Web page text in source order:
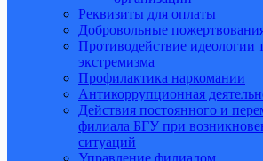
Реквизиты для оплаты
Добровольные
Противодействие идеологии
экстремизма
Профилактика наркомании
Антикоррупционная
Действия постоянного и
филиала БГУ при
ситуаций
Управление филиалом